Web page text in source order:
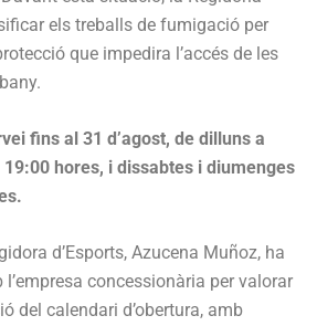
els treballs de fumigació per
que impedira l’accés de les
fins al 31 d’agost, de dilluns a
hores, i dissabtes i diumenges
d’Esports, Azucena Muñoz, ha
concessionària per valorar
del calendari d’obertura, amb